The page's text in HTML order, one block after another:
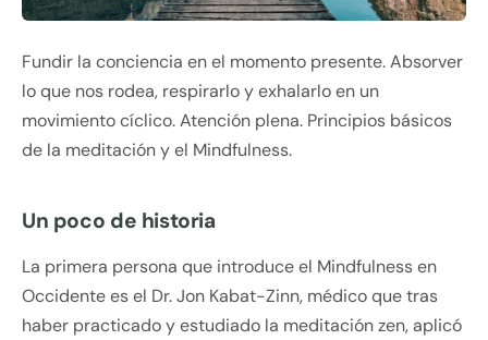
Fundir la conciencia en el momento presente. Absorver
lo que nos rodea, respirarlo y exhalarlo en un
movimiento cíclico. Atención plena. Principios básicos
de la meditación y el Mindfulness.
Un poco de historia
La primera persona que introduce el Mindfulness en
Occidente es el Dr. Jon Kabat-Zinn, médico que tras
haber practicado y estudiado la meditación zen, aplicó